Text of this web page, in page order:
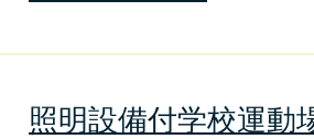
照明設備付学校運動